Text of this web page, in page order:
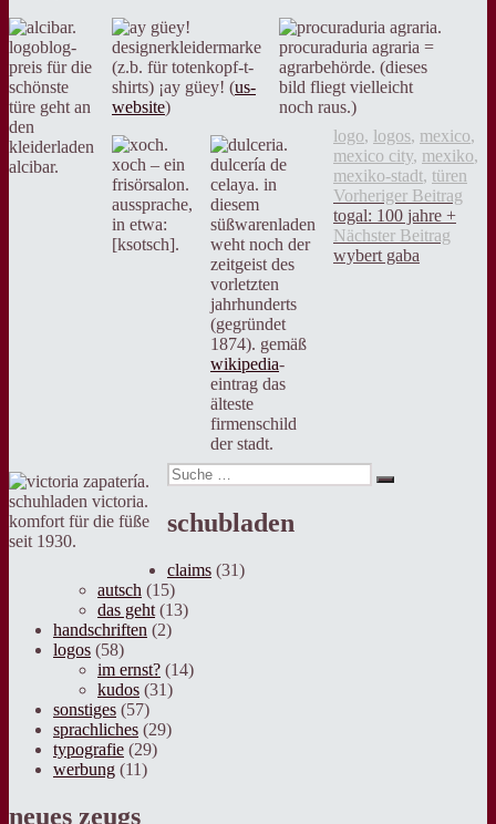
logoblog-
preis für die
schönste
türe geht an
den
kleiderladen
alcibar.
designerkleidermarke
(z.b. für totenkopf-t-
shirts) ¡ay güey! (us-
website)
procuraduria agraria =
agrarbehörde. (dieses
bild fliegt vielleicht
noch raus.)
xoch – ein
frisörsalon.
aussprache,
in etwa:
[ksotsch].
dulcería de
celaya. in
diesem
süßwarenladen
weht noch der
zeitgeist des
vorletzten
jahrhunderts
(gegründet
1874). gemäß
wikipedia-
eintrag das
älteste
firmenschild
der stadt.
schuhladen victoria.
komfort für die füße
seit 1930.
logo, logos, mexico,
mexico city, mexiko,
mexiko-stadt, türen
Beitragsnavigation Vorheriger Beitrag
togal: 100 jahre +
Nächster Beitrag
wybert gaba
Suche
nach:
Suche
schubladen
claims (31)
autsch (15)
das geht (13)
handschriften (2)
logos (58)
im ernst? (14)
kudos (31)
sonstiges (57)
sprachliches (29)
typografie (29)
werbung (11)
neues zeugs